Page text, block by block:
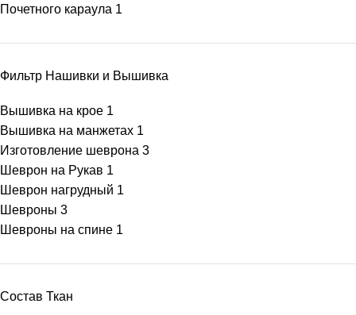
Почетного караула 1
Фильтр Нашивки и Вышивка
Вышивка на крое 1
Вышивка на манжетах 1
Изготовление шеврона 3
Шеврон на Рукав 1
Шеврон нагрудный 1
Шевроны 3
Шевроны на спине 1
Состав Ткан